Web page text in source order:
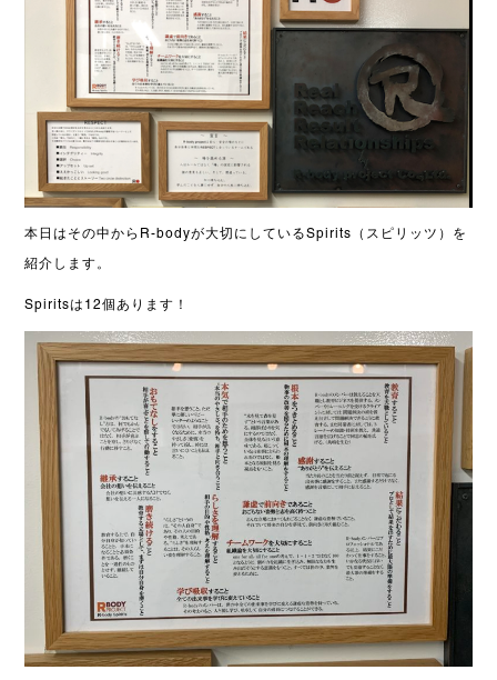
本日はその中からR-bodyが大切にしているSpirits（スピリッツ）を
紹介します。
Spiritsは12個あります！